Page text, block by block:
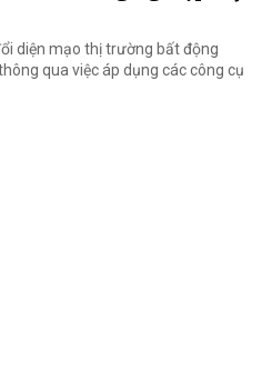
diện mạo thị trường bất động
qua việc áp dụng các công cụ